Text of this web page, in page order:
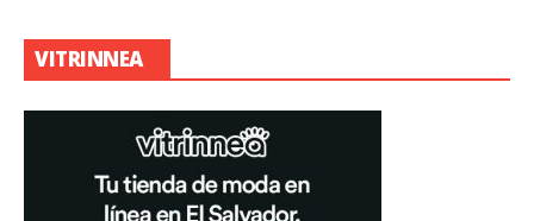
VITRINNEA